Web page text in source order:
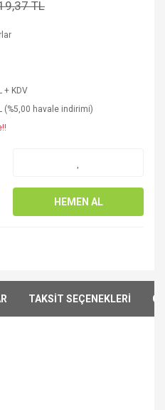
TL
+ KDV
(%5,00 havale indirimi)
HEMEN AL
TAKSİT SEÇENEKLERİ